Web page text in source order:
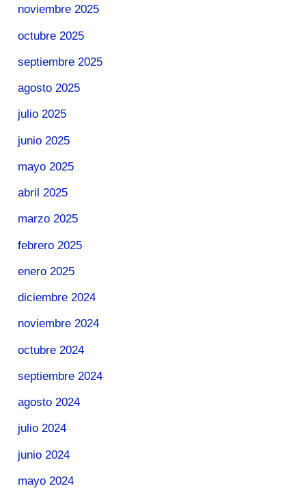
noviembre 2025
octubre 2025
septiembre 2025
agosto 2025
julio 2025
junio 2025
mayo 2025
abril 2025
marzo 2025
febrero 2025
enero 2025
diciembre 2024
noviembre 2024
octubre 2024
septiembre 2024
agosto 2024
julio 2024
junio 2024
mayo 2024